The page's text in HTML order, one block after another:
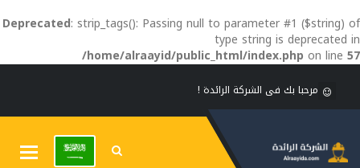
Deprecated: strip_tags(): Passing null to parameter #1 ($string) of
type string is deprecated in
/home/alraayid/public_html/index.php on line 57
مرحبا بك فى الشركة الرائدة !